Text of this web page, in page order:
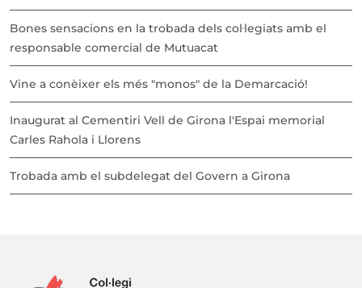
Bones sensacions en la trobada dels col·legiats amb el
responsable comercial de Mutuacat
Vine a conèixer els més "monos" de la Demarcació!
Inaugurat al Cementiri Vell de Girona l'Espai memorial
Carles Rahola i Llorens
Trobada amb el subdelegat del Govern a Girona